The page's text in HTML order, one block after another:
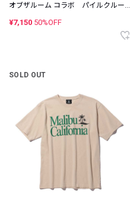
オブザルーム コラボ パイルクルー
ツ
¥7,150 50%OFF
SOLD OUT